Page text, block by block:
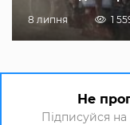
8 липня 1
Не
Підписуйся на